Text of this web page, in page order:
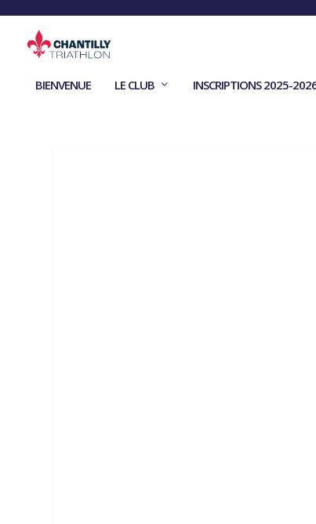
BIENVENUE LE CLUB INSCRIPTIONS 2025-